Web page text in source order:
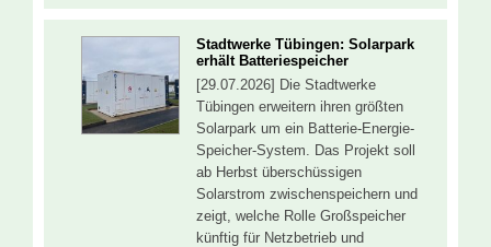
Stadtwerke Tübingen: Solarpark
erhält Batteriespeicher
[29.07.2026] Die Stadtwerke
Tübingen erweitern ihren größten
Solarpark um ein Batterie-Energie-
Speicher-System. Das Projekt soll
ab Herbst überschüssigen
Solarstrom zwischenspeichern und
zeigt, welche Rolle Großspeicher
künftig für Netzbetrieb und